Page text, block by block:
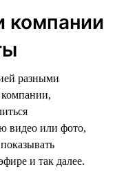
компании
разными
видео или фото,
и так далее.